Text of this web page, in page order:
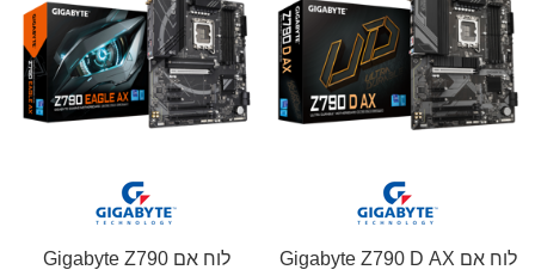
לוח אם Gigabyte Z790 D AX
לוח אם Gigabyte Z790